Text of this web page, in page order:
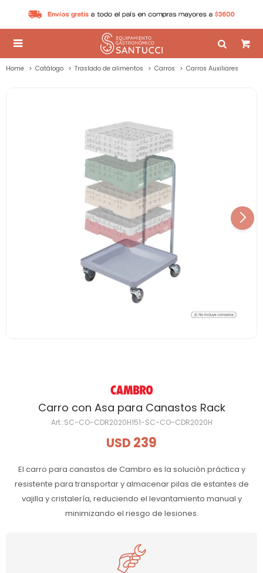

Home Catálogo Traslado de alimentos Carros Carros Auxiliares
Carro con Asa para Canastos Rack
SC-CO-CDR2020H151-SC-CO-CDR2020H
USD 239
El carro para canastos de Cambro es la solución práctica y
resistente para transportar y almacenar pilas de estantes de
vajilla y cristalería, reduciendo el levantamiento manual y
minimizando el riesgo de lesiones.